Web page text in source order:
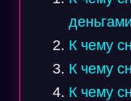
деньгами
К чему
К чему
К чему